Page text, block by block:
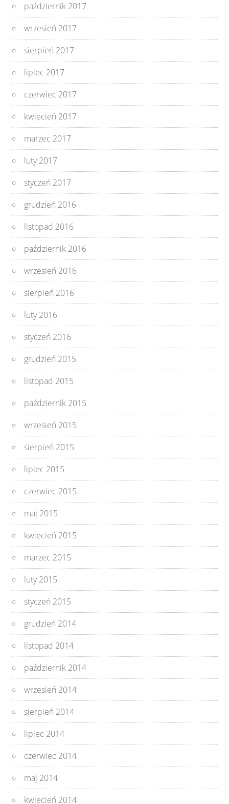
październik 2017
wrzesień 2017
sierpień 2017
lipiec 2017
czerwiec 2017
kwiecień 2017
marzec 2017
luty 2017
styczeń 2017
grudzień 2016
listopad 2016
październik 2016
wrzesień 2016
sierpień 2016
luty 2016
styczeń 2016
grudzień 2015
listopad 2015
październik 2015
wrzesień 2015
sierpień 2015
lipiec 2015
czerwiec 2015
maj 2015
kwiecień 2015
marzec 2015
luty 2015
styczeń 2015
grudzień 2014
listopad 2014
październik 2014
wrzesień 2014
sierpień 2014
lipiec 2014
czerwiec 2014
maj 2014
kwiecień 2014